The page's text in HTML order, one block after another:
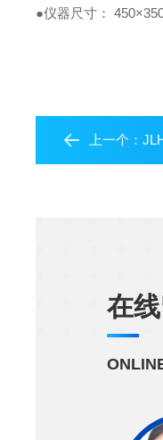
●仪器尺寸：
上一个：
在